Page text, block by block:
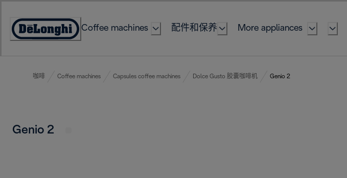
Content
Accessibility
Coffee machines 配件和保养 More appliances
咖啡 Coffee machines Capsules coffee machines Dolce Gusto 胶囊咖啡机 Genio 2
Genio 2